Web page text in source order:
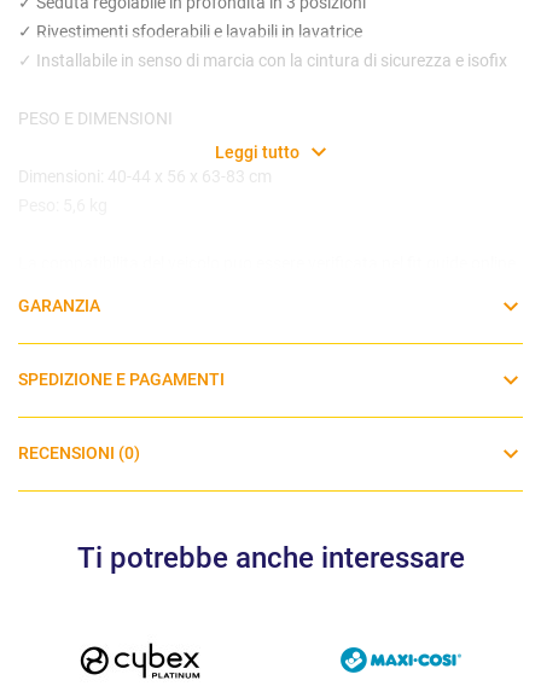
✓ Rivestimenti sfoderabili e lavabili in lavatrice
✓ Installabile in senso di marcia con la cintura di sicurezza e isofix
PESO E DIMENSIONI
Dimensioni: 40-44 x 56 x 63-83 cm
Leggi tutto
GARANZIA
SPEDIZIONE E PAGAMENTI
RECENSIONI (0)
Ti potrebbe anche interessare